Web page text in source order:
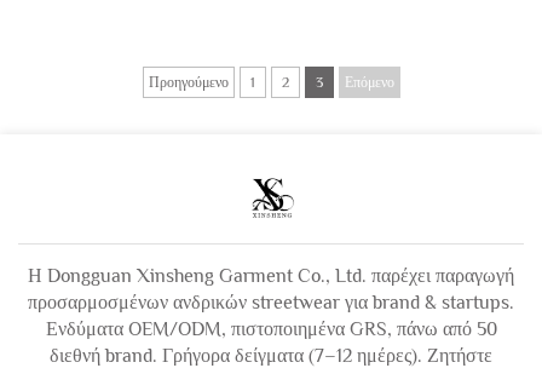
Υπερμεγέθη Λαιμόκοψη
Crew Neck, Γραφικό
Προηγούμενο 1 2 3 Επόμενο
Η Dongguan Xinsheng Garment Co., Ltd. παρέχει παραγωγή
προσαρμοσμένων ανδρικών streetwear για brand & startups.
Ενδύματα OEM/ODM, πιστοποιημένα GRS, πάνω από 50
διεθνή brand. Γρήγορα δείγματα (7–12 ημέρες). Ζητήστε